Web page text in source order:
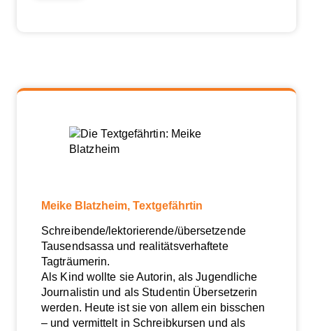
Meike Blatzheim, Textgefährtin
Schreibende/lektorierende/übersetzende
Tausendsassa und realitätsverhaftete
Tagträumerin.
Als Kind wollte sie Autorin, als Jugendliche
Journalistin und als Studentin Übersetzerin
werden. Heute ist sie von allem ein bisschen
– und vermittelt in Schreibkursen und als